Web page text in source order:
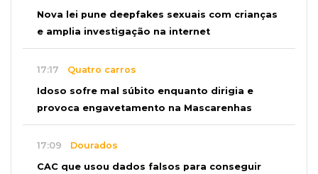
Nova lei pune deepfakes sexuais com crianças
e amplia investigação na internet
17:17 Quatro carros
Idoso sofre mal súbito enquanto dirigia e
provoca engavetamento na Mascarenhas
17:09 Dourados
CAC que usou dados falsos para conseguir